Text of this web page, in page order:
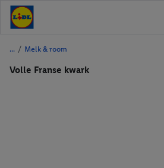
/ Melk & room
Volle Franse kwark